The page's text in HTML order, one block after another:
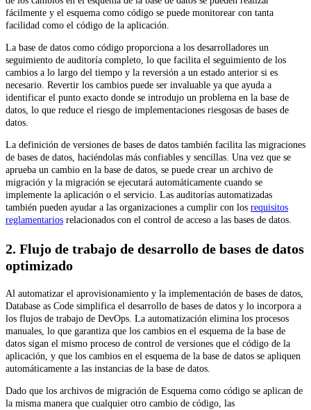
fácilmente y el esquema como código se puede monitorear con tanta
facilidad como el código de la aplicación.
La base de datos como código proporciona a los desarrolladores un
seguimiento de auditoría completo, lo que facilita el seguimiento de los
cambios a lo largo del tiempo y la reversión a un estado anterior si es
necesario. Revertir los cambios puede ser invaluable ya que ayuda a
identificar el punto exacto donde se introdujo un problema en la base de
datos, lo que reduce el riesgo de implementaciones riesgosas de bases de
datos.
La definición de versiones de bases de datos también facilita las migraciones
de bases de datos, haciéndolas más confiables y sencillas. Una vez que se
aprueba un cambio en la base de datos, se puede crear un archivo de
migración y la migración se ejecutará automáticamente cuando se
implemente la aplicación o el servicio. Las auditorías automatizadas
también pueden ayudar a las organizaciones a cumplir con los requisitos
reglamentarios relacionados con el control de acceso a las bases de datos.
2. Flujo de trabajo de desarrollo de bases de datos
optimizado
Al automatizar el aprovisionamiento y la implementación de bases de datos,
Database as Code simplifica el desarrollo de bases de datos y lo incorpora a
los flujos de trabajo de DevOps. La automatización elimina los procesos
manuales, lo que garantiza que los cambios en el esquema de la base de
datos sigan el mismo proceso de control de versiones que el código de la
aplicación, y que los cambios en el esquema de la base de datos se apliquen
automáticamente a las instancias de la base de datos.
Dado que los archivos de migración de Esquema como código se aplican de
la misma manera que cualquier otro cambio de código, las